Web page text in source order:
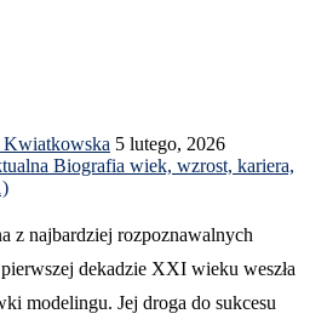
Kwiatkowska 5 lutego, 2026
z najbardziej rozpoznawalnych
dekadzie XXI wieku weszła
modelingu. Jej droga do sukcesu